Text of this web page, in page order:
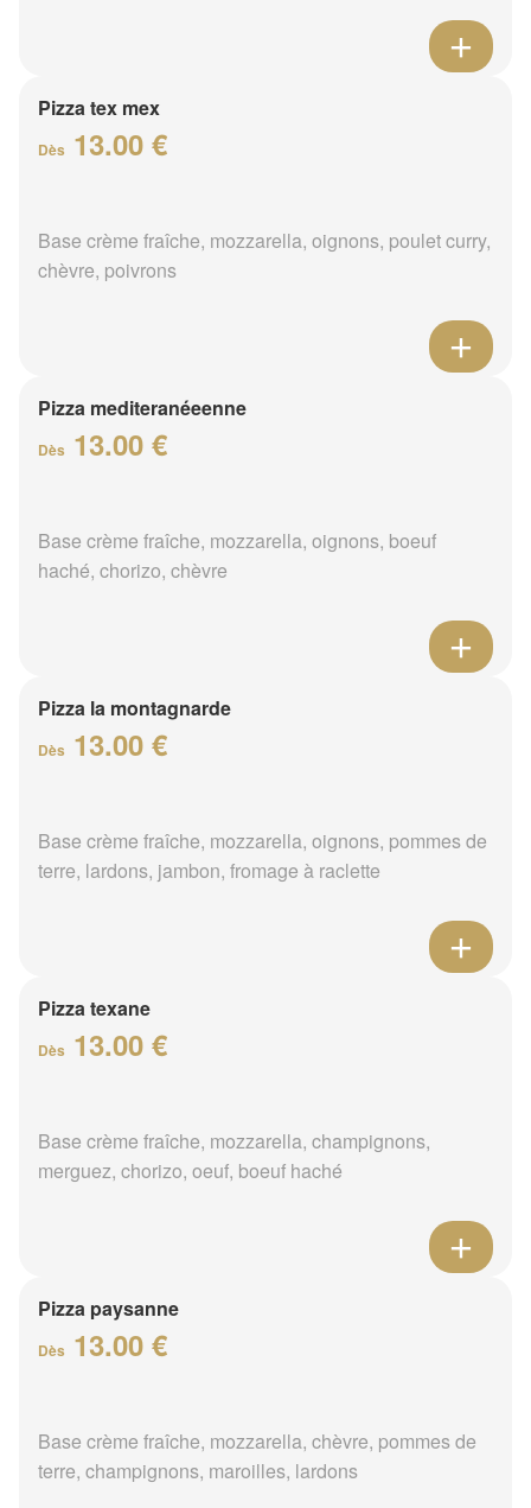
Pizza tex mex
Dès 13.00 €
Base crème fraîche, mozzarella, oignons, poulet curry,
chèvre, poivrons
Pizza mediteranéeenne
Dès 13.00 €
Base crème fraîche, mozzarella, oignons, boeuf
haché, chorizo, chèvre
Pizza la montagnarde
Dès 13.00 €
Base crème fraîche, mozzarella, oignons, pommes de
terre, lardons, jambon, fromage à raclette
Pizza texane
Dès 13.00 €
Base crème fraîche, mozzarella, champignons,
merguez, chorizo, oeuf, boeuf haché
Pizza paysanne
Dès 13.00 €
Base crème fraîche, mozzarella, chèvre, pommes de
terre, champignons, maroilles, lardons